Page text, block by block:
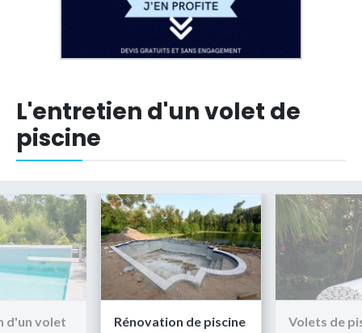
L'entretien d'un volet de
piscine
d'un volet
Rénovation de piscine
Volets de